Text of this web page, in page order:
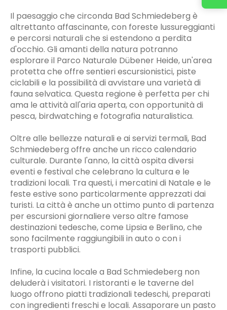
Il paesaggio che circonda Bad Schmiedeberg è
altrettanto affascinante, con foreste lussureggianti
e percorsi naturali che si estendono a perdita
d'occhio. Gli amanti della natura potranno
esplorare il Parco Naturale Dübener Heide, un'area
protetta che offre sentieri escursionistici, piste
ciclabili e la possibilità di avvistare una varietà di
fauna selvatica. Questa regione è perfetta per chi
ama le attività all'aria aperta, con opportunità di
pesca, birdwatching e fotografia naturalistica.
Oltre alle bellezze naturali e ai servizi termali, Bad
Schmiedeberg offre anche un ricco calendario
culturale. Durante l'anno, la città ospita diversi
eventi e festival che celebrano la cultura e le
tradizioni locali. Tra questi, i mercatini di Natale e le
feste estive sono particolarmente apprezzati dai
turisti. La città è anche un ottimo punto di partenza
per escursioni giornaliere verso altre famose
destinazioni tedesche, come Lipsia e Berlino, che
sono facilmente raggiungibili in auto o con i
trasporti pubblici.
Infine, la cucina locale a Bad Schmiedeberg non
deluderà i visitatori. I ristoranti e le taverne del
luogo offrono piatti tradizionali tedeschi, preparati
con ingredienti freschi e locali. Assaporare un pasto